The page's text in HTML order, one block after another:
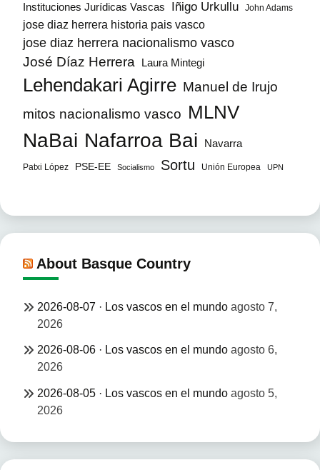
Instituciones Jurídicas Vascas Iñigo Urkullu John Adams
jose diaz herrera historia pais vasco
jose diaz herrera nacionalismo vasco
José Díaz Herrera Laura Mintegi
Lehendakari Agirre Manuel de Irujo
mitos nacionalismo vasco MLNV
NaBai Nafarroa Bai Navarra
Patxi López PSE-EE Socialismo Sortu Unión Europea UPN
About Basque Country
2026-08-07 · Los vascos en el mundo agosto 7,
2026
2026-08-06 · Los vascos en el mundo agosto 6,
2026
2026-08-05 · Los vascos en el mundo agosto 5,
2026